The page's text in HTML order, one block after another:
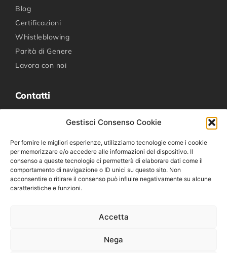
Gestisci Consenso Cookie
Per fornire le migliori esperienze, utilizziamo tecnologie come i cookie
per memorizzare e/o accedere alle informazioni del dispositivo. Il
consenso a queste tecnologie ci permetterà di elaborare dati come il
comportamento di navigazione o ID unici su questo sito. Non
acconsentire o ritirare il consenso può influire negativamente su alcune
caratteristiche e funzioni.
Accetta
Nega
Blog
Certificazioni
Whistleblowing
Parità di Genere
Lavora con noi
Contatti
Via per Dolzago 37, 23848 Oggiono LC
Social media